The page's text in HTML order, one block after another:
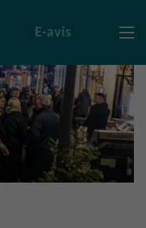

E-avis